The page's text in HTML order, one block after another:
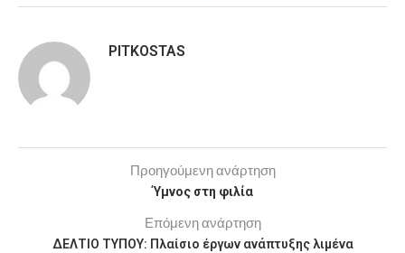
PITKOSTAS
Προηγούμενη ανάρτηση
Ύμνος στη φιλία
Επόμενη ανάρτηση
ΔΕΛΤΙΟ ΤΥΠΟΥ: Πλαίσιο έργων ανάπτυξης λιμένα